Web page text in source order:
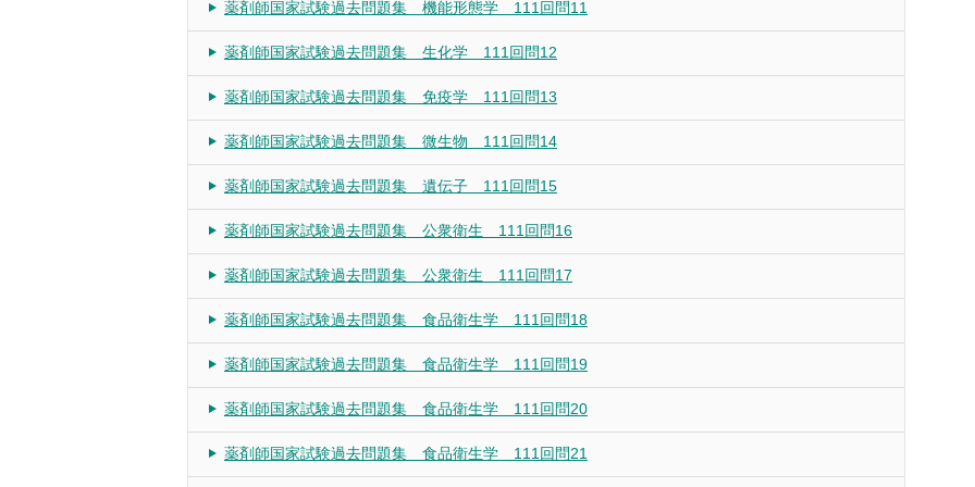
薬剤師国家試験過去問題集 機能形態学 111回問11
薬剤師国家試験過去問題集 生化学 111回問12
薬剤師国家試験過去問題集 免疫学 111回問13
薬剤師国家試験過去問題集 微生物 111回問14
薬剤師国家試験過去問題集 遺伝子 111回問15
薬剤師国家試験過去問題集 公衆衛生 111回問16
薬剤師国家試験過去問題集 公衆衛生 111回問17
薬剤師国家試験過去問題集 食品衛生学 111回問18
薬剤師国家試験過去問題集 食品衛生学 111回問19
薬剤師国家試験過去問題集 食品衛生学 111回問20
薬剤師国家試験過去問題集 食品衛生学 111回問21